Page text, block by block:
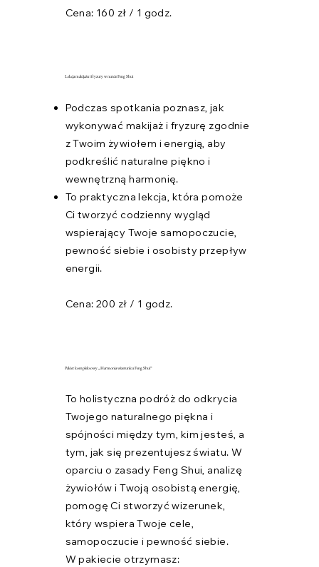
Cena: 160 zł / 1 godz.
Lekcja makijażu i fryzury w nurcie Feng Shui
Podczas spotkania poznasz, jak
wykonywać makijaż i fryzurę zgodnie
z Twoim żywiołem i energią, aby
podkreślić naturalne piękno i
wewnętrzną harmonię.
To praktyczna lekcja, która pomoże
Ci tworzyć codzienny wygląd
wspierający Twoje samopoczucie,
pewność siebie i osobisty przepływ
energii.
Cena: 200 zł / 1 godz.
Pakiet kompleksowy „Harmonia wizerunku Feng Shui”
To holistyczna podróż do odkrycia
Twojego naturalnego piękna i
spójności między tym, kim jesteś, a
tym, jak się prezentujesz światu. W
oparciu o zasady Feng Shui, analizę
żywiołów i Twoją osobistą energię,
pomogę Ci stworzyć wizerunek,
który wspiera Twoje cele,
samopoczucie i pewność siebie.
W pakiecie otrzymasz: